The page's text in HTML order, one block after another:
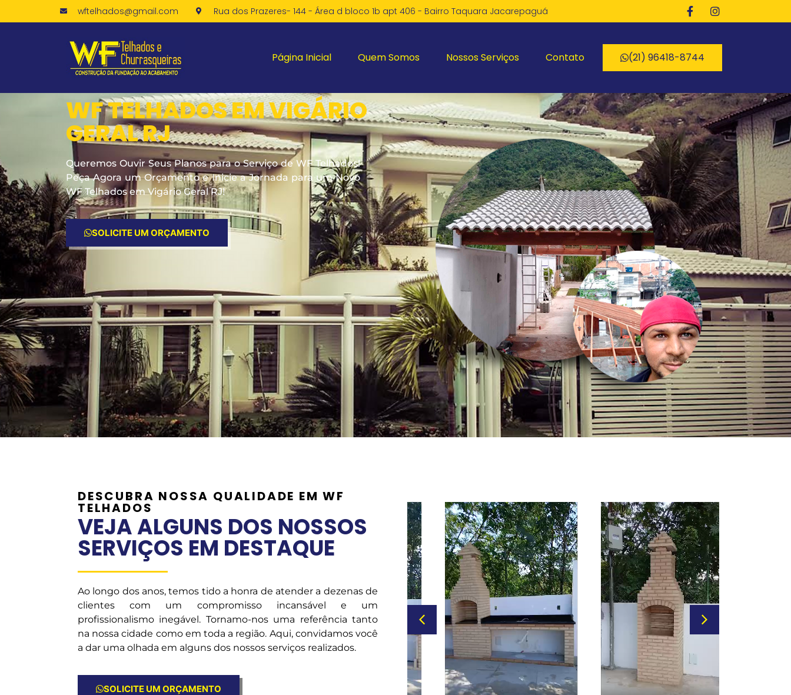
wftelhados@gmail.com Rua dos Prazeres- 144 - Área d bloco 1b apt 406 - Bairro Taquara Jacarepaguá
Página Inicial Quem Somos Nossos Serviços Contato (21) 96418-8744
WF TELHADOS EM VIGÁRIO
GERAL RJ
Queremos Ouvir Seus Planos para o Serviço de WF Telhados!
Peça Agora um Orçamento e Inicie a Jornada para um Novo
WF Telhados em Vigário Geral RJ!
SOLICITE UM ORÇAMENTO
DESCUBRA NOSSA QUALIDADE EM WF
TELHADOS
VEJA ALGUNS DOS NOSSOS
SERVIÇOS EM DESTAQUE
Ao longo dos anos, temos tido a honra de atender a dezenas de
clientes com um compromisso incansável e um
profissionalismo inegável. Tornamo-nos uma referência tanto
na nossa cidade como em toda a região. Aqui, convidamos você
a dar uma olhada em alguns dos nossos serviços realizados.
SOLICITE UM ORÇAMENTO